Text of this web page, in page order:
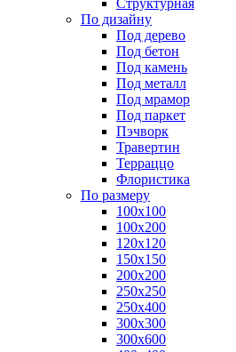
Структурная
По дизайну
Под дерево
Под бетон
Под камень
Под металл
Под мрамор
Под паркет
Пэчворк
Травертин
Терраццо
Флористика
По размеру
100х100
100х200
120х120
150х150
200х200
250х250
250х400
300х300
300х600